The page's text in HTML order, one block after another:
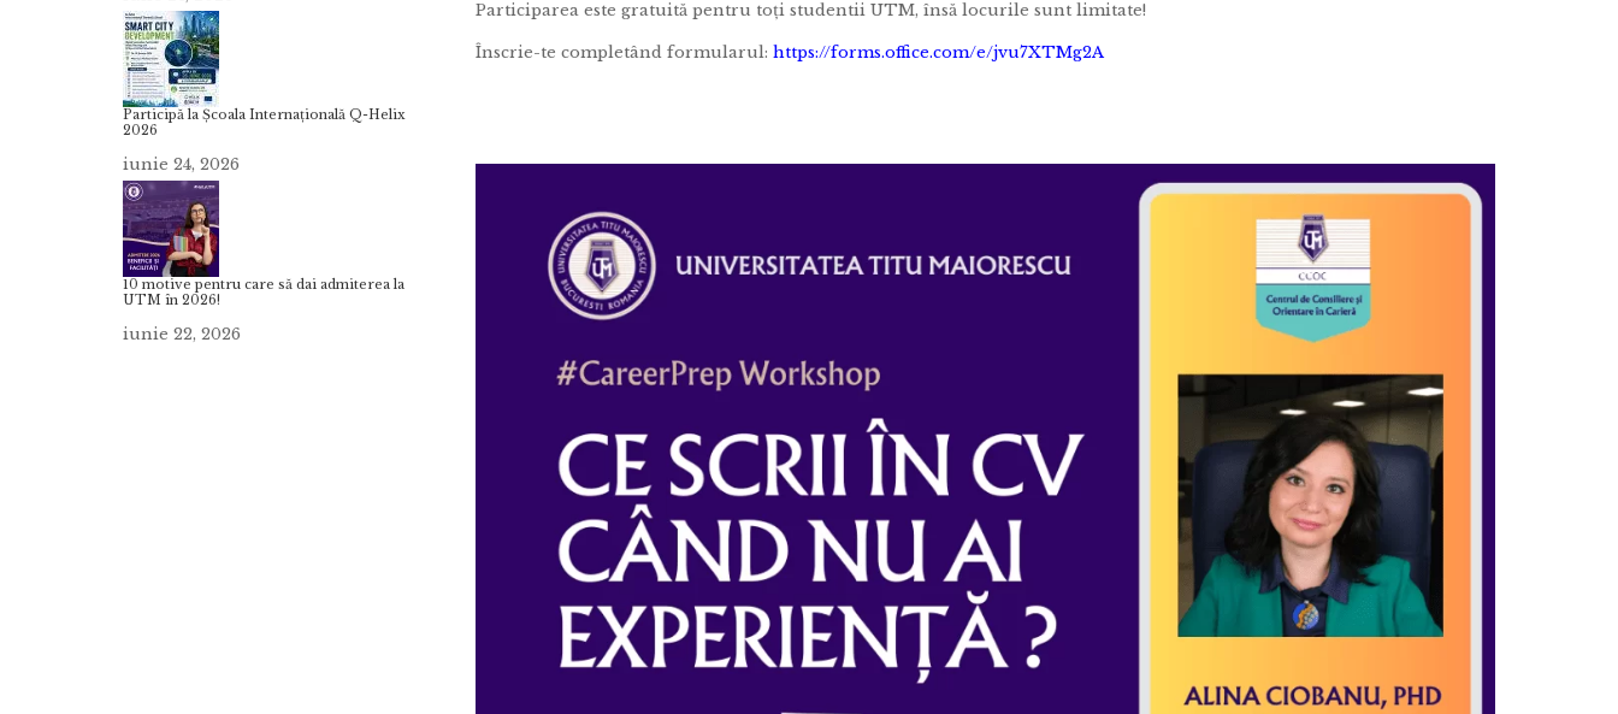
Participarea este gratuită pentru toți studentii UTM, însă locurile sunt limitate!
Înscrie-te completând formularul: https://forms.office.com/e/jvu7XTMg2A
Participă la Școala Internațională Q-Helix
2026
iunie 24, 2026
10 motive pentru care să dai admiterea la
UTM în 2026!
iunie 22, 2026